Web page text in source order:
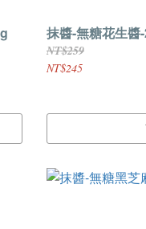
抹醬-無糖花生醬
NT$259
NT$245